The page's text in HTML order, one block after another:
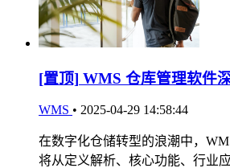
[置顶] WMS 仓库管理软件
WMS • 2025-04-29 14:58:44
在数字化仓储转型的浪潮中，
将从定义解析、核心功能、行业